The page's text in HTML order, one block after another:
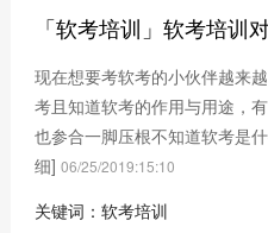
「软考培训」软考培训
现在想要考软考的小伙伴越来
考且知道软考的作用与用途，
也参合一脚压根不知道软考是
细] 06/25/2019:15:10
关键词：软考培训